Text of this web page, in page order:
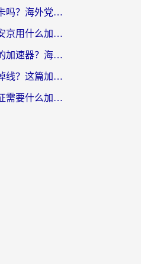
国外玩穿越火线会卡吗？海外党亲测有效的国服游戏加速指南
在欧洲玩决战！平安京用什么加速器最好用？2026实测有效的国服游戏加速指南
有没有打奇迹暖暖的加速器？海外党国服游戏畅玩不卡顿的秘密
在国外玩龙之谷总掉线？这篇加速器指南帮你告别延迟卡顿！
人在国外玩剑与远征需要什么加速器？老玩家亲测的避坑指南来了